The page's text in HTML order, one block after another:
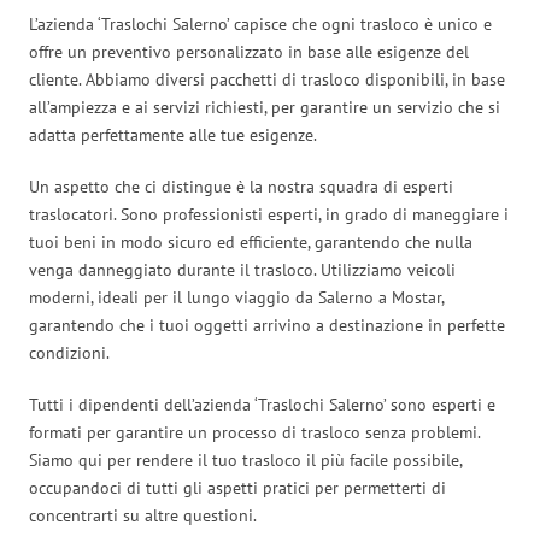
L’azienda ‘Traslochi Salerno’ capisce che ogni trasloco è unico e
offre un preventivo personalizzato in base alle esigenze del
cliente. Abbiamo diversi pacchetti di trasloco disponibili, in base
all’ampiezza e ai servizi richiesti, per garantire un servizio che si
adatta perfettamente alle tue esigenze.
Un aspetto che ci distingue è la nostra squadra di esperti
traslocatori. Sono professionisti esperti, in grado di maneggiare i
tuoi beni in modo sicuro ed efficiente, garantendo che nulla
venga danneggiato durante il trasloco. Utilizziamo veicoli
moderni, ideali per il lungo viaggio da Salerno a Mostar,
garantendo che i tuoi oggetti arrivino a destinazione in perfette
condizioni.
Tutti i dipendenti dell’azienda ‘Traslochi Salerno’ sono esperti e
formati per garantire un processo di trasloco senza problemi.
Siamo qui per rendere il tuo trasloco il più facile possibile,
occupandoci di tutti gli aspetti pratici per permetterti di
concentrarti su altre questioni.